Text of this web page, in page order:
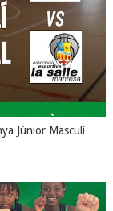
Júnior Masculí